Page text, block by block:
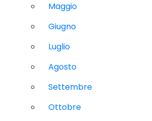
Maggio
Giugno
Luglio
Agosto
Settembre
Ottobre